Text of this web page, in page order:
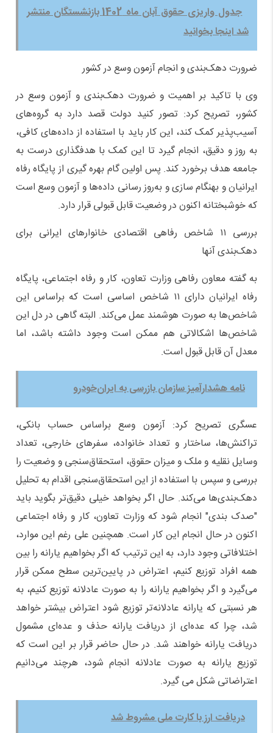
جدول واریزی حقوق آبان ماه 1402 بازنشستگان منتشر
شد اینجا بخوانید
ضرورت دهک‌بندی و انجام آزمون وسع در کشور
وی با تاکید بر اهمیت و ضرورت دهک‌بندی و آزمون وسع در
کشور، تصریح کرد: تصور کنید دولت قصد دارد به گروه‌های
آسیب‌پذیر کمک کند، این کار باید با استفاده از داده‌های کافی،
به روز و دقیق، انجام گیرد تا این کمک با هدفگذاری درست به
جامعه هدف برخورد کند. پس اولین گام بهره گیری از پایگاه رفاه
ایرانیان و بهنگام سازی و به‌روز رسانی داده‌ها و آزمون وسع است
که خوشبختانه اکنون در وضعیت قابل قبولی قرار دارد.
بررسی ۱۱ شاخص رفاهی اقتصادی خانوارهای ایرانی برای
دهک‌بندی آنها
به گفته معاون رفاهی وزارت تعاون، کار و رفاه اجتماعی، پایگاه
رفاه ایرانیان دارای ۱۱ شاخص اساسی است که براساس این
شاخص‌ها به صورت هوشمند عمل می‌کند. البته گاهی در دل این
شاخص‌ها اشکالاتی هم ممکن است وجود داشته باشد، اما
معدل آن قابل قبول است.
نامه هشدارآمیز سازمان بازرسی به ایران‌خودرو
عسگری تصریح کرد: آزمون وسع براساس حساب بانکی،
تراکنش‌ها، ساختار و تعداد خانواده، سفرهای خارجی، تعداد
وسایل نقلیه و ملک و میزان حقوق، استحقاق‌سنجی و وضعیت را
بررسی و سپس با استفاده از این استحقاق‌سنجی اقدام به تحلیل
دهک‌بندی‌ها می‌کند. حال اگر بخواهد خیلی دقیق‌تر بگوید باید
"صدک بندی" انجام شود که وزارت تعاون، کار و رفاه اجتماعی
اکنون در حال انجام این کار است. همچنین علی رغم این موارد،
اختلافاتی وجود دارد، به این ترتیب که اگر بخواهیم یارانه را بین
همه افراد توزیع کنیم، اعتراض در پایین‌ترین سطح ممکن قرار
می‌گیرد و اگر بخواهیم یارانه را به صورت عادلانه توزیع کنیم، به
هر نسبتی که یارانه عادلانه‌تر توزیع شود اعتراض بیشتر خواهد
شد، چرا که عده‌ای از دریافت یارانه حذف و عده‌ای مشمول
دریافت یارانه خواهند شد. در حال حاضر قرار بر این است که
توزیع یارانه به صورت عادلانه انجام شود، هرچند می‌دانیم
اعتراضاتی شکل می گیرد.
دریافت ارز با کارت ملی مشروط شد